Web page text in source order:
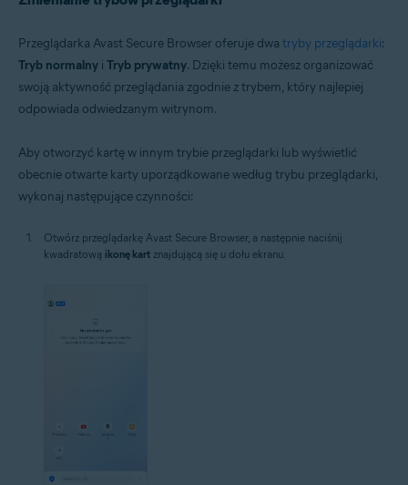
Przeglądarka Avast Secure Browser oferuje dwa tryby przeglądarki:
Tryb normalny i Tryb prywatny. Dzięki temu możesz organizować
swoją aktywność przeglądania zgodnie z trybem, który najlepiej
odpowiada odwiedzanym witrynom.
Aby otworzyć kartę w innym trybie przeglądarki lub wyświetlić
obecnie otwarte karty uporządkowane według trybu przeglądarki,
wykonaj następujące czynności:
Otwórz przeglądarkę Avast Secure Browser, a następnie naciśnij
kwadratową ikonę kart znajdującą się u dołu ekranu.